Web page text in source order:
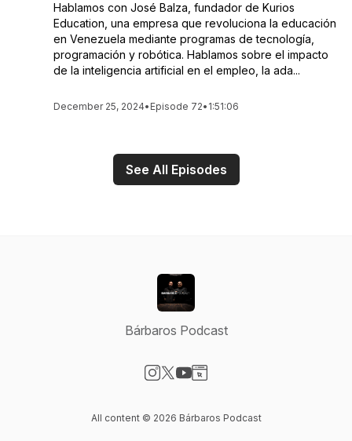
Hablamos con José Balza, fundador de Kurios
Education, una empresa que revoluciona la educación
en Venezuela mediante programas de tecnología,
programación y robótica. Hablamos sobre el impacto
de la inteligencia artificial en el empleo, la ada...
December 25, 2024• Episode 72• 1:51:06
See All Episodes
Bárbaros Podcast
All content © 2026 Bárbaros Podcast